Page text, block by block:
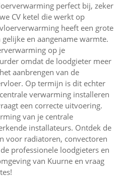
perfect bij, zeker
CV ketel die werkt op
heeft een grote
en aangename warmte.
op je
omdat de loodgieter meer
aanbrengen van de
Op termijn is dit echter
verwarming installeren
een correcte uitvoering.
van je centrale
installateurs. Ontdek de
voor radiatoren, convectoren
professionele loodgieters en
van Kuurne en vraag